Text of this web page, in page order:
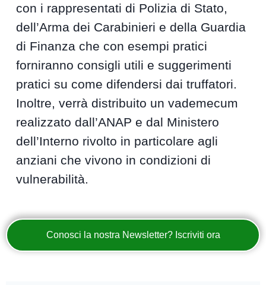
con i rappresentati di Polizia di Stato,
dell’Arma dei Carabinieri e della Guardia
di Finanza che con esempi pratici
forniranno consigli utili e suggerimenti
pratici su come difendersi dai truffatori.
Inoltre, verrà distribuito un vademecum
realizzato dall’ANAP e dal Ministero
dell’Interno rivolto in particolare agli
anziani che vivono in condizioni di
vulnerabilità.
Conosci la nostra Newsletter? Iscriviti ora